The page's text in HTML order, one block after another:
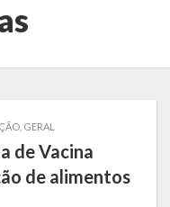
GERAL
de Vacina
de alimentos